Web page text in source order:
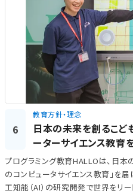
6
教育方針・理念
日本の未来を創るこど
ーターサイエンス教育を
プログラミング教育HALLOは、日本
のコンピュータサイエンス教育」を
工知能（AI）の研究開発で世界を